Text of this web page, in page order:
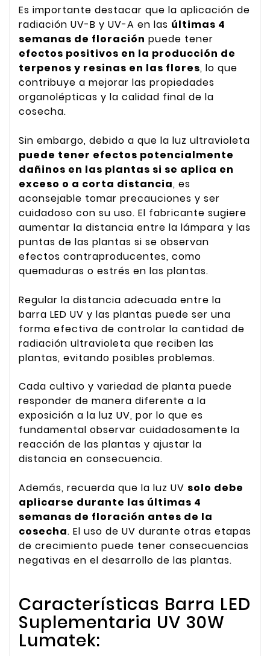
Es importante destacar que la aplicación de
radiación UV-B y UV-A en las últimas 4
semanas de floración puede tener
efectos positivos en la producción de
terpenos y resinas en las flores, lo que
contribuye a mejorar las propiedades
organolépticas y la calidad final de la
cosecha.
Sin embargo, debido a que la luz ultravioleta
puede tener efectos potencialmente
dañinos en las plantas si se aplica en
exceso o a corta distancia, es
aconsejable tomar precauciones y ser
cuidadoso con su uso. El fabricante sugiere
aumentar la distancia entre la lámpara y las
puntas de las plantas si se observan
efectos contraproducentes, como
quemaduras o estrés en las plantas.
Regular la distancia adecuada entre la
barra LED UV y las plantas puede ser una
forma efectiva de controlar la cantidad de
radiación ultravioleta que reciben las
plantas, evitando posibles problemas.
Cada cultivo y variedad de planta puede
responder de manera diferente a la
exposición a la luz UV, por lo que es
fundamental observar cuidadosamente la
reacción de las plantas y ajustar la
distancia en consecuencia.
Además, recuerda que la luz UV solo debe
aplicarse durante las últimas 4
semanas de floración antes de la
cosecha. El uso de UV durante otras etapas
de crecimiento puede tener consecuencias
negativas en el desarrollo de las plantas.
Características Barra LED
Suplementaria UV 30W
Lumatek: